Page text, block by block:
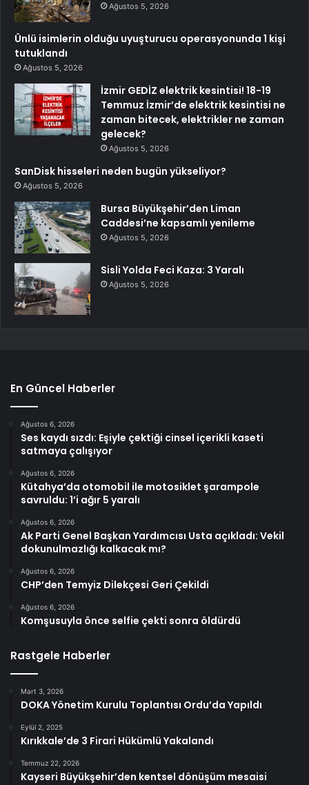
Ağustos 5, 2026
Ünlü isimlerin olduğu uyuşturucu operasyonunda 1 kişi
tutuklandı
Ağustos 5, 2026
İzmir GEDİZ elektrik kesintisi! 18-19
Temmuz İzmir’de elektrik kesintisi ne
zaman bitecek, elektrikler ne zaman
gelecek?
Ağustos 5, 2026
SanDisk hisseleri neden bugün yükseliyor?
Ağustos 5, 2026
Bursa Büyükşehir’den Liman
Caddesi’ne kapsamlı yenileme
Ağustos 5, 2026
Sisli Yolda Feci Kaza: 3 Yaralı
Ağustos 5, 2026
En Güncel Haberler
Ağustos 6, 2026
Ses kaydı sızdı: Eşiyle çektiği cinsel içerikli kaseti
satmaya çalışıyor
Ağustos 6, 2026
Kütahya’da otomobil ile motosiklet şarampole
savruldu: 1’i ağır 5 yaralı
Ağustos 6, 2026
Ak Parti Genel Başkan Yardımcısı Usta açıkladı: Vekil
dokunulmazlığı kalkacak mı?
Ağustos 6, 2026
CHP’den Temyiz Dilekçesi Geri Çekildi
Ağustos 6, 2026
Komşusuyla önce selfie çekti sonra öldürdü
Rastgele Haberler
Mart 3, 2026
DOKA Yönetim Kurulu Toplantısı Ordu’da Yapıldı
Eylül 2, 2025
Kırıkkale’de 3 Firari Hükümlü Yakalandı
Temmuz 22, 2026
Kayseri Büyükşehir’den kentsel dönüşüm mesaisi